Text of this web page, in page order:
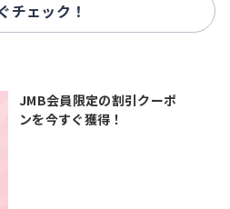
チェック！
JMB会員限定の割引クーポ
ンを今すぐ獲得！